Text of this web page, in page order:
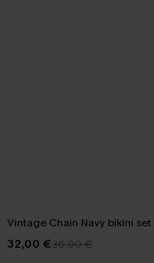
Vintage Chain Navy bikini set
32,00 €36,00 €